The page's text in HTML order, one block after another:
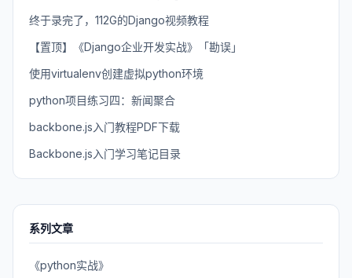
终于录完了，112G的Django视频教程
【置顶】《Django企业开发实战》「勘误」
使用virtualenv创建虚拟python环境
python项目练习四：新闻聚合
backbone.js入门教程PDF下载
Backbone.js入门学习笔记目录
系列文章
《python实战》